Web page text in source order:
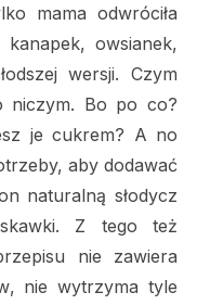
mama odwróciła
owsianek,
wersji. Czym
niczym. Bo po co?
je cukrem? A no
aby dodawać
naturalną słodycz
Z tego też
nie zawiera
nie wytrzyma tyle